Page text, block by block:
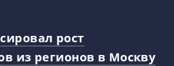
рост
из регионов в Москву